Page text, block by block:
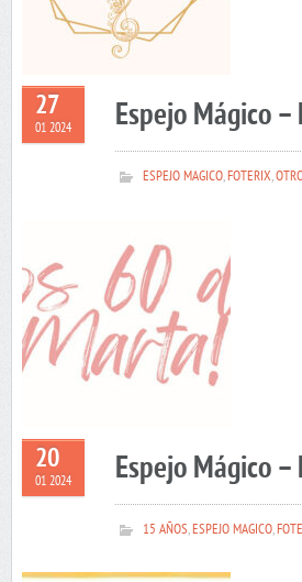
27
01 2024 Espejo Mágico
ESPEJO MAGICO,FOTERIX,
20
01 2024 Espejo Mágico –
15 AÑOS,ESPEJO MAGICO,